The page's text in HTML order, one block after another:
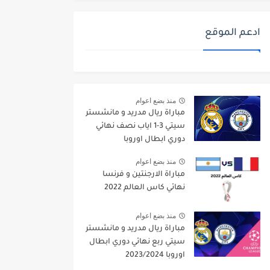
ادعم الموقع
منذ بضع اعوام
مباراة ريال مدريد و مانشستر
سيتي 3-1 اياب نصف نهائي
دوري ابطال اوروبا
منذ بضع اعوام
مباراة الارجنتين و فرنسا
نهائي كاس العالم 2022
منذ بضع اعوام
مباراة ريال مدريد و مانشستر
سيتي ربع نهائي دوري ابطال
اوروبا 2023/2024